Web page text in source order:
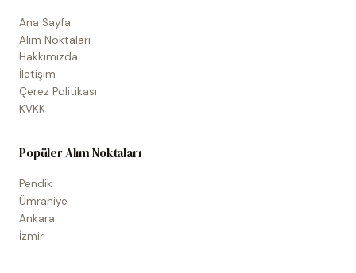
Ana Sayfa
Alım Noktaları
Hakkımızda
İletişim
Çerez Politikası
KVKK
Popüler Alım Noktaları
Pendik
Ümraniye
Ankara
İzmir